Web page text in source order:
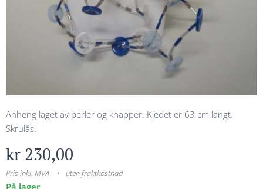
Anheng laget av perler og knapper. Kjedet er 63 cm langt.
Skrulås.
kr 230,00
Pris inkl. MVA uten fraktkostnad
På lager